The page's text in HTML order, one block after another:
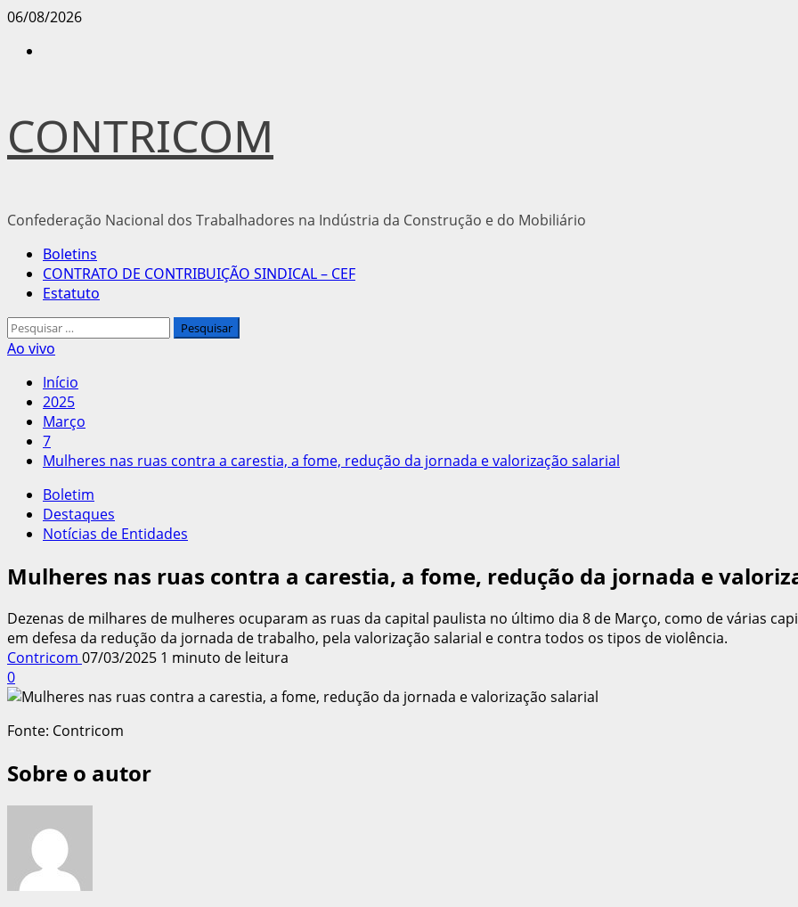
Avançar
06/08/2026
CONTRICOM
Confederação Nacional dos Trabalhadores na Indústria da Construção e do Mobiliário
Menu
principal
Boletins
CONTRATO DE CONTRIBUIÇÃO SINDICAL – CEF
Estatuto
Pesquisar
por:
Ao vivo
Início
2025
Março
7
Mulheres nas ruas contra a carestia, a fome, redução da jornada e valorização salarial
Boletim
Destaques
Notícias de Entidades
Mulheres nas ruas contra a carestia, a fome, redução da jornada e
Dezenas de milhares de mulheres ocuparam as ruas da capital paulista no último dia 8 de Março, como de várias
em defesa da redução da jornada de trabalho, pela valorização salarial e contra todos os tipos de violência.
Contricom 07/03/2025 1 minuto de leitura
0
Fonte: Contricom
Sobre o autor